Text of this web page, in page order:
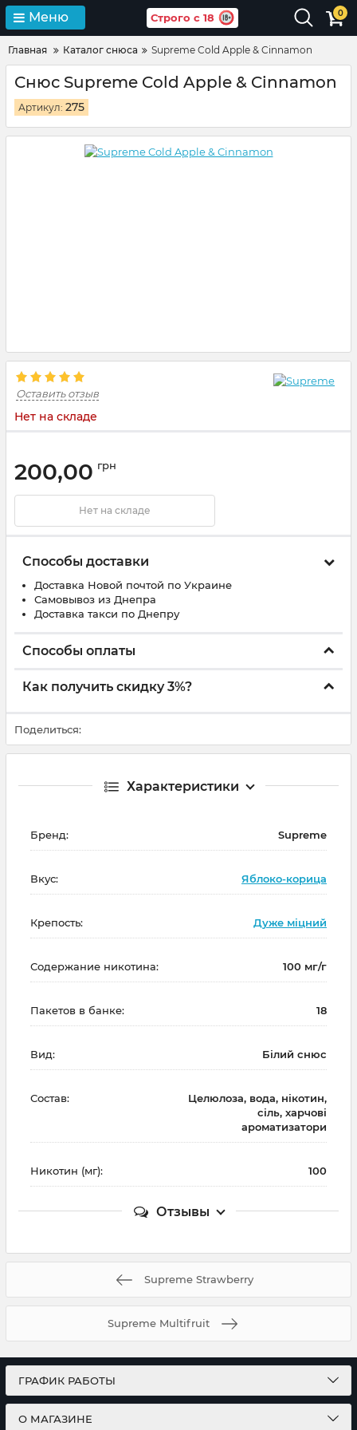
Меню Строго с 18 0
Главная Каталог снюса Supreme Cold Apple & Cinnamon
Снюс Supreme Cold Apple & Cinnamon
Артикул: 275
Оставить отзыв
Нет на складе
200,00 грн
Нет на складе
Способы доставки
Доставка Новой почтой по Украине
Самовывоз из Днепра
Доставка такси по Днепру
Способы оплаты
Как получить скидку 3%?
Поделиться:
Характеристики
Бренд: Supreme
Вкус: Яблоко-корица
Крепость: Дуже міцний
Содержание никотина: 100 мг/г
Пакетов в банке: 18
Вид: Білий снюс
Состав:
Целюлоза, вода, нікотин,
сіль, харчові
ароматизатори
Никотин (мг): 100
Отзывы
Supreme Strawberry
Supreme Multifruit
ГРАФИК РАБОТЫ
О МАГАЗИНЕ